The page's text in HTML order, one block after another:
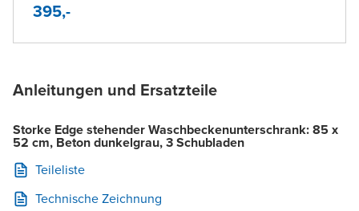
395,-
Anleitungen und Ersatzteile
Storke Edge stehender Waschbeckenunterschrank: 85 x
52 cm, Beton dunkelgrau, 3 Schubladen
Teileliste
Technische Zeichnung